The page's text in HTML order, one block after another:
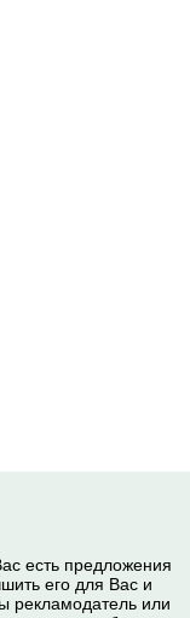
есть предложения
его для Вас и
рекламодатель или